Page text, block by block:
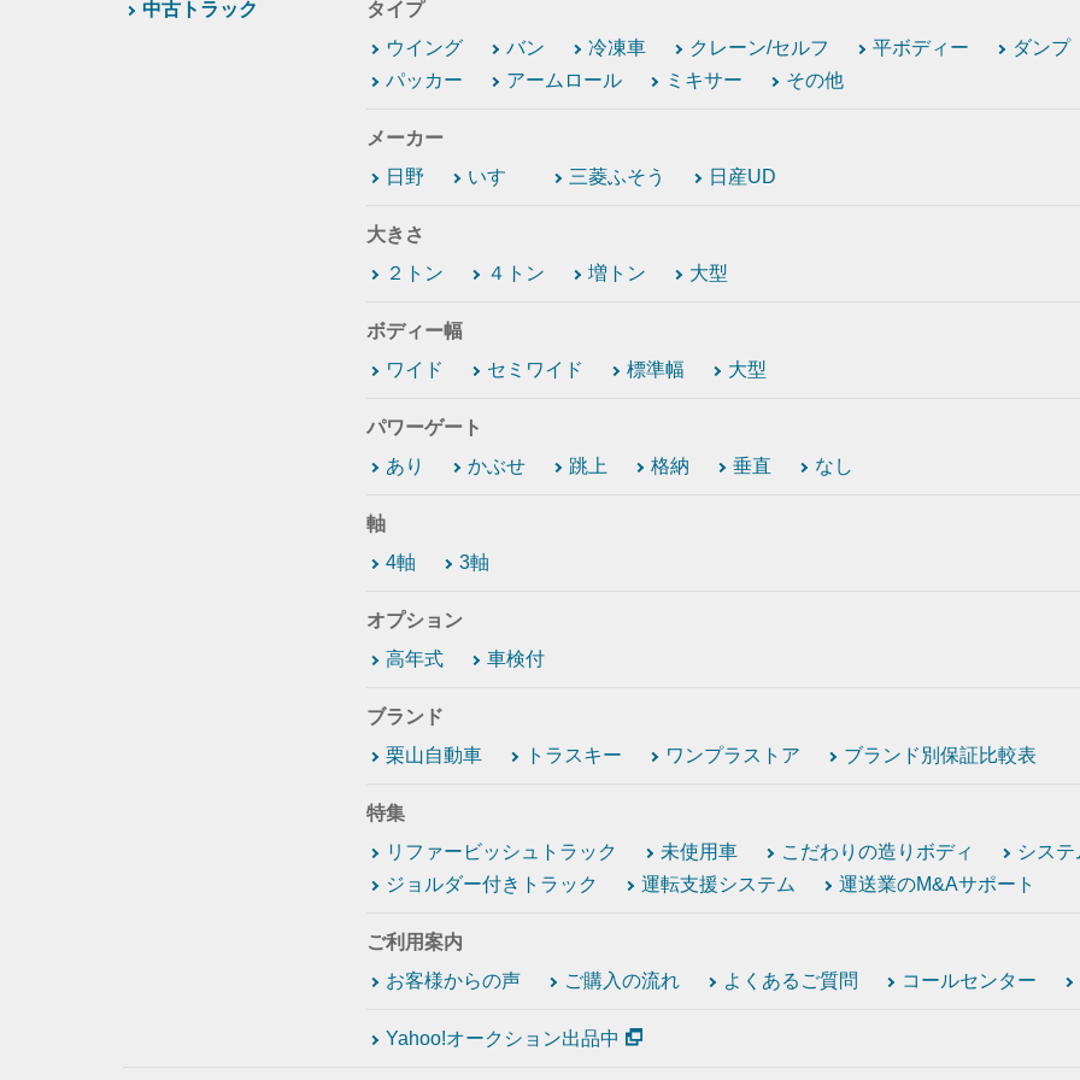
中古トラック
タイプ
ウイング
バン 冷凍車 クレーン/セルフ 平ボディー ダンプ
パッカー
アームロール ミキサー その他
メーカー
日野
いすゞ 三菱ふそう 日産UD
大きさ
２トン
４トン 増トン 大型
ボディー幅
ワイド
セミワイド 標準幅 大型
パワーゲート
あり
かぶせ 跳上 格納 垂直 なし
軸
4軸
3軸
オプション
高年式
車検付
ブランド
栗山自動車
トラスキー ワンプラストア ブランド別保証比較表
特集
リファービッシュトラック
未使用車 こだわりの造りボディ
シス
ジョルダー付きトラック
運転支援システム 運送業のM&Aサポート
ご利用案内
お客様からの声
ご購入の流れ よくあるご質問 コールセンター
Yahoo!オークション出品中